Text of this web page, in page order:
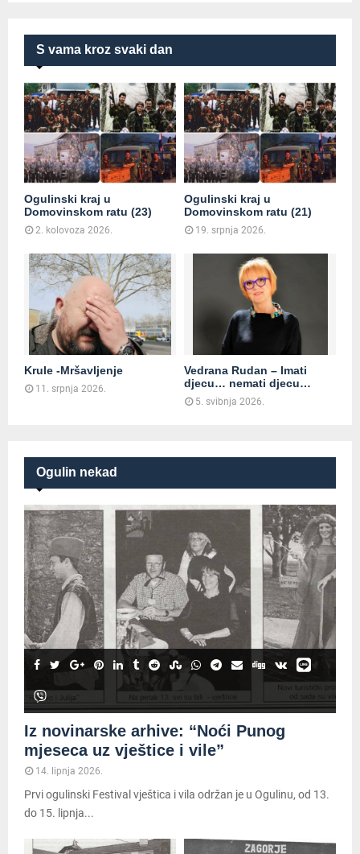
S vama kroz svaki dan
Ogulinski kraj u
Domovinskom ratu (23)
2. kolovoza 2026.
Ogulinski kraj u
Domovinskom ratu (21)
19. srpnja 2026.
Krule -Mršavljenje
11. srpnja 2026.
Vedrana Rudan – Imati
djecu… nemati djecu…
5. svibnja 2026.
Ogulin nekad
Iz novinarske arhive: “Noći Punog
mjeseca uz vještice i vile”
14. lipnja 2026.
Prvi ogulinski Festival vještica i vila održan je u Ogulinu, od 13.
do 15. lipnja...